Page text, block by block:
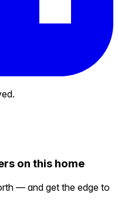
on this home
— and get the edge to